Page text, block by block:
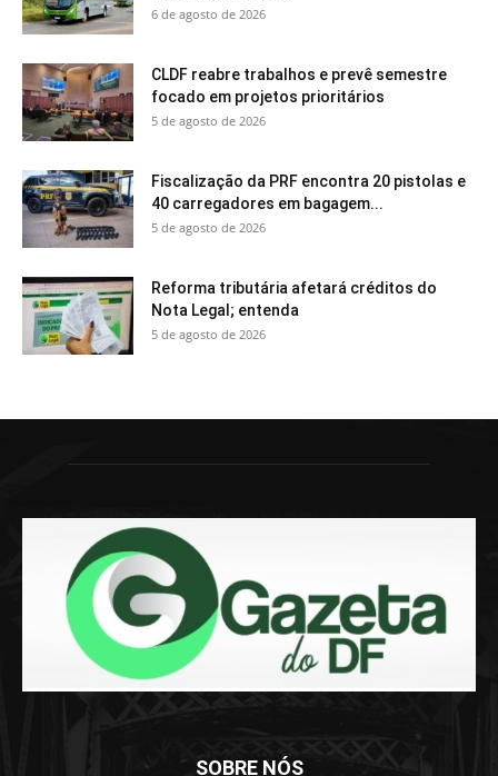
6 de agosto de 2026
CLDF reabre trabalhos e prevê semestre
focado em projetos prioritários
5 de agosto de 2026
Fiscalização da PRF encontra 20 pistolas e
40 carregadores em bagagem...
5 de agosto de 2026
Reforma tributária afetará créditos do
Nota Legal; entenda
5 de agosto de 2026
SOBRE NÓS